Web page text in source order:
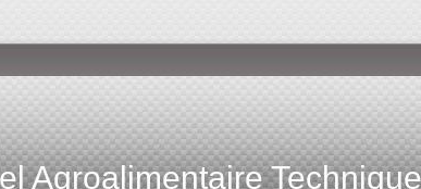
Agroalimentaire